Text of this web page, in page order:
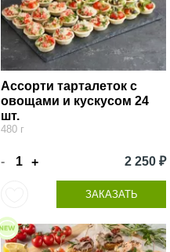
Ассорти тарталеток с
овощами и кускусом 24
шт.
480 г
- + 2 250 ₽
ЗАКАЗАТЬ